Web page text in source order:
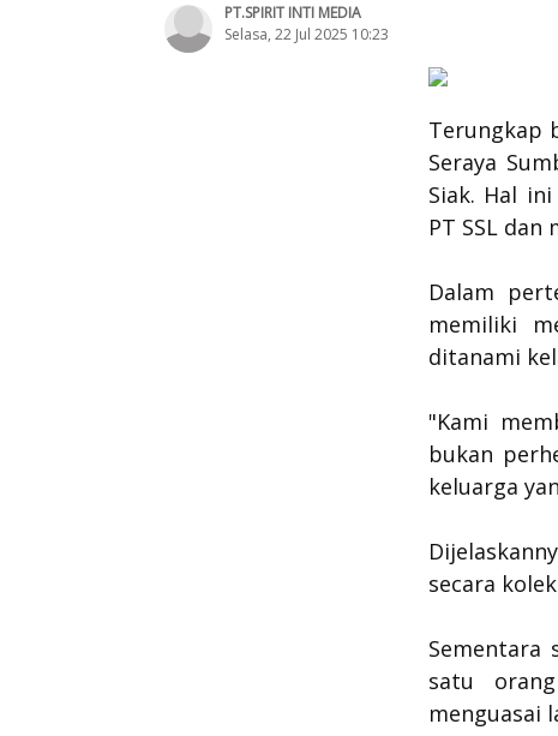
PT.SPIRIT INTI MEDIA
Selasa, 22 Jul 2025 10:23
Terungkap
Seraya
Siak. Hal
PT SSL
Dalam
memiliki
ditanami
"Kami
bukan
keluarga
secara
Sementara
satu
menguasai